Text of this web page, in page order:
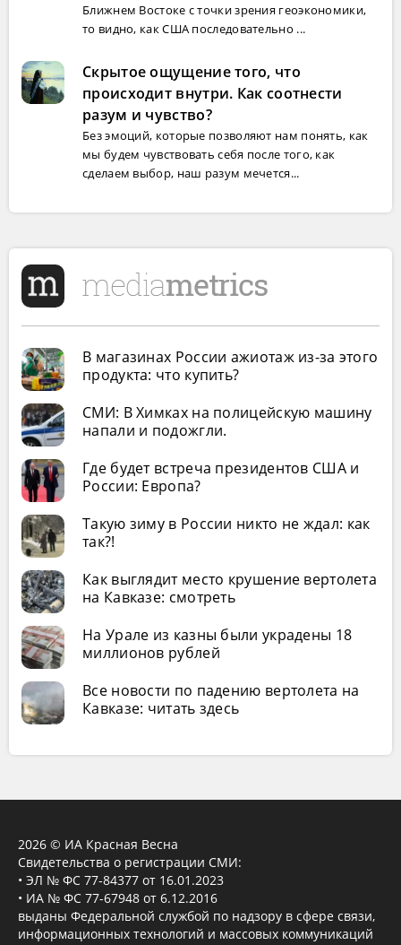
Ближнем Востоке с точки зрения геоэкономики,
то видно, как США последовательно ...
Скрытое ощущение того, что
происходит внутри. Как соотнести
разум и чувство?
Без эмоций, которые позволяют нам понять, как
мы будем чувствовать себя после того, как
сделаем выбор, наш разум мечется...
В магазинах России ажиотаж из-за этого
продукта: что купить?
СМИ: В Химках на полицейскую машину
напали и подожгли.
Где будет встреча президентов США и
России: Европа?
Такую зиму в России никто не ждал: как
так?!
Как выглядит место крушение вертолета
на Кавказе: смотреть
На Урале из казны были украдены 18
миллионов рублей
Все новости по падению вертолета на
Кавказе: читать здесь
2026 © ИА Красная Весна
Свидетельства о регистрации СМИ:
• ЭЛ № ФС 77-84377 от 16.01.2023
• ИА № ФС 77-67948 от 6.12.2016
выданы Федеральной службой по надзору в сфере связи,
информационных технологий и массовых коммуникаций